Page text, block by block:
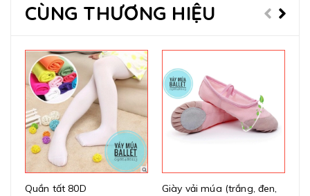
CÙNG THƯƠNG HIỆU
Quần tất 80D
Giày vải múa (trắng, đen,